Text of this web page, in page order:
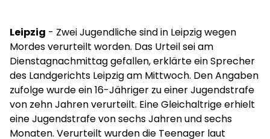
Leipzig - Zwei Jugendliche sind in Leipzig wegen
Mordes verurteilt worden. Das Urteil sei am
Dienstagnachmittag gefallen, erklärte ein Sprecher
des Landgerichts Leipzig am Mittwoch. Den Angaben
zufolge wurde ein 16-Jähriger zu einer Jugendstrafe
von zehn Jahren verurteilt. Eine Gleichaltrige erhielt
eine Jugendstrafe von sechs Jahren und sechs
Monaten. Verurteilt wurden die Teenager laut